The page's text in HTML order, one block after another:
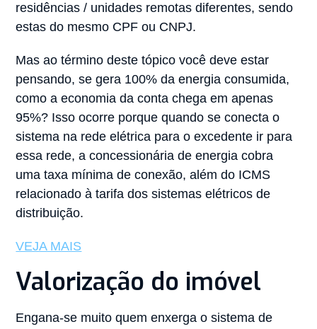
residências / unidades remotas diferentes, sendo
estas do mesmo CPF ou CNPJ.
Mas ao término deste tópico você deve estar
pensando, se gera 100% da energia consumida,
como a economia da conta chega em apenas
95%? Isso ocorre porque quando se conecta o
sistema na rede elétrica para o excedente ir para
essa rede, a concessionária de energia cobra
uma taxa mínima de conexão, além do ICMS
relacionado à tarifa dos sistemas elétricos de
distribuição.
VEJA MAIS
Valorização do imóvel
Engana-se muito quem enxerga o sistema de